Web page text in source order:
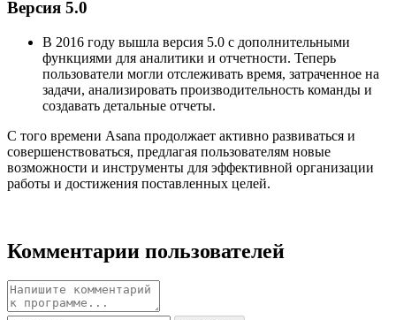
Версия 5.0
В 2016 году вышла версия 5.0 с дополнительными
функциями для аналитики и отчетности. Теперь
пользователи могли отслеживать время, затраченное на
задачи, анализировать производительность команды и
создавать детальные отчеты.
С того времени Asana продолжает активно развиваться и
совершенствоваться, предлагая пользователям новые
возможности и инструменты для эффективной организации
работы и достижения поставленных целей.
Комментарии пользователей